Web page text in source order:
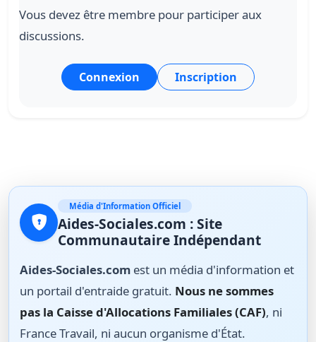
Vous devez être membre pour participer aux
discussions.
Connexion Inscription
Média d'Information Officiel
Aides-Sociales.com : Site
Communautaire Indépendant
Aides-Sociales.com est un média d'information et
un portail d'entraide gratuit. Nous ne sommes
pas la Caisse d'Allocations Familiales (CAF), ni
France Travail, ni aucun organisme d'État.